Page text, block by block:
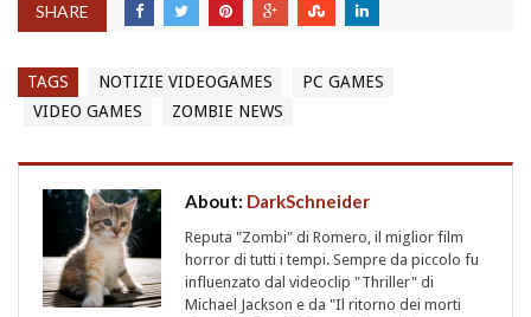
SHARE
TAGS NOTIZIE VIDEOGAMES
PC GAMES
VIDEO GAMES
ZOMBIE NEWS
About: DarkSchneider
Reputa "Zombi" di Romero, il miglior film
horror di tutti i tempi. Sempre da piccolo fu
influenzato dal videoclip "Thriller" di
Michael Jackson e da "Il ritorno dei morti